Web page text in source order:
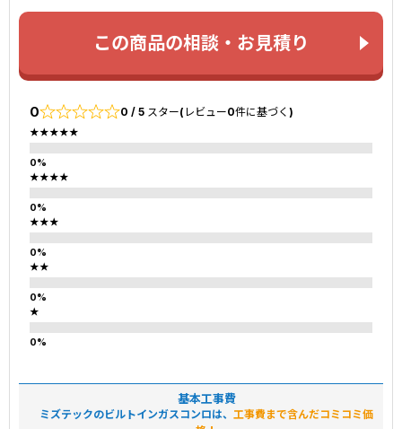
この商品の相談・お見積り
0 0 / 5 スター(レビュー0件に基づく)
★★★★★
★★★★
★★★
★★
★
基本工事費
ミズテックのビルトインガスコンロは、 工事費まで含んだコミコミ価